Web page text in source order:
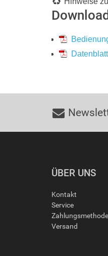
Datenblatt
ÜBER UNS
Kontakt
Service
Versand